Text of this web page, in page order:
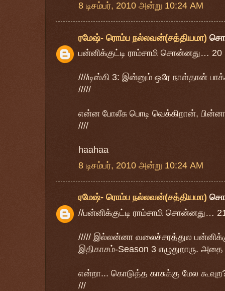
8 டிசம்பர், 2010 அன்று 10:24 AM
ரமேஷ்- ரொம்ப நல்லவன்(சத்தியமா)
பன்னிக்குட்டி ராம்சாமி சொன்னது… 20
////டிஸ்கி 3: இன்னும் ஒரே நாள்தான்
/////
என்ன போலீசு பொடி வெக்கிறான்,
////
haahaa
8 டிசம்பர், 2010 அன்று 10:24 AM
ரமேஷ்- ரொம்ப நல்லவன்(சத்தியமா)
//பன்னிக்குட்டி ராம்சாமி சொன்னது…
///// இல்லன்னா வலைச்சரத்துல
இதிகாசம்-Season 3 எழுதுறாரு. அதை
என்றா... கொடுத்த காசுக்கு மேல
///